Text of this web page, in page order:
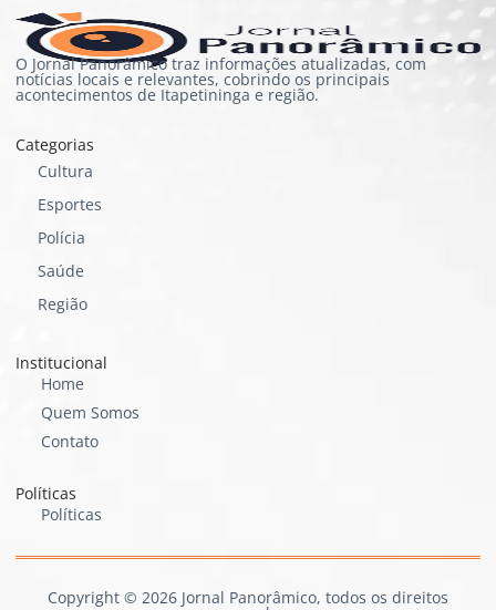
O Jornal Panorâmico traz informações atualizadas, com
notícias locais e relevantes, cobrindo os principais
acontecimentos de Itapetininga e região.
Categorias
Cultura
Esportes
Polícia
Saúde
Região
Institucional
Home
Quem Somos
Contato
Políticas
Políticas
Copyright © 2026 Jornal Panorâmico, todos os direitos